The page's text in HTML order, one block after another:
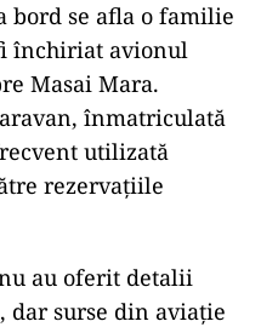
bord se afla o familie
închiriat avionul
Masai Mara.
înmatriculată
utilizată
rezervațiile
au oferit detalii
dar surse din aviație